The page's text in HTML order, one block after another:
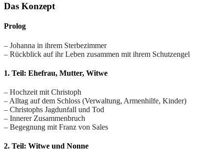
Das Konzept
Prolog
– Johanna in ihrem Sterbezimmer
– Rückblick auf ihr Leben zusammen mit ihrem Schutzengel
1. Teil: Ehefrau, Mutter, Witwe
– Hochzeit mit Christoph
– Alltag auf dem Schloss (Verwaltung, Armenhilfe, Kinder)
– Christophs Jagdunfall und Tod
– Innerer Zusammenbruch
– Begegnung mit Franz von Sales
2. Teil: Witwe und Nonne